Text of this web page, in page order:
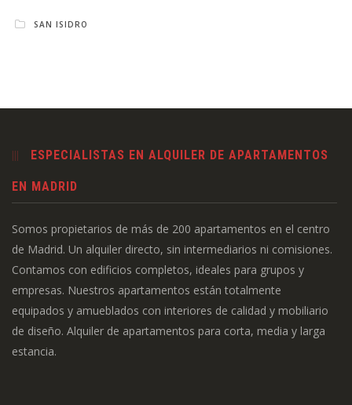
SAN ISIDRO
ESPECIALISTAS EN ALQUILER DE APARTAMENTOS
EN MADRID
Somos propietarios de más de 200 apartamentos en el centro
de Madrid. Un alquiler directo, sin intermediarios ni comisiones.
Contamos con edificios completos, ideales para grupos y
empresas. Nuestros apartamentos están totalmente
equipados y amueblados con interiores de calidad y mobiliario
de diseño. Alquiler de apartamentos para corta, media y larga
estancia.